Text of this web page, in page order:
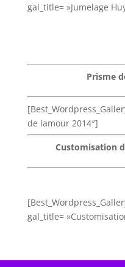
gal_title= »Jumelage
Prisme
de lamour 2014″]
Customisation
gal_title=